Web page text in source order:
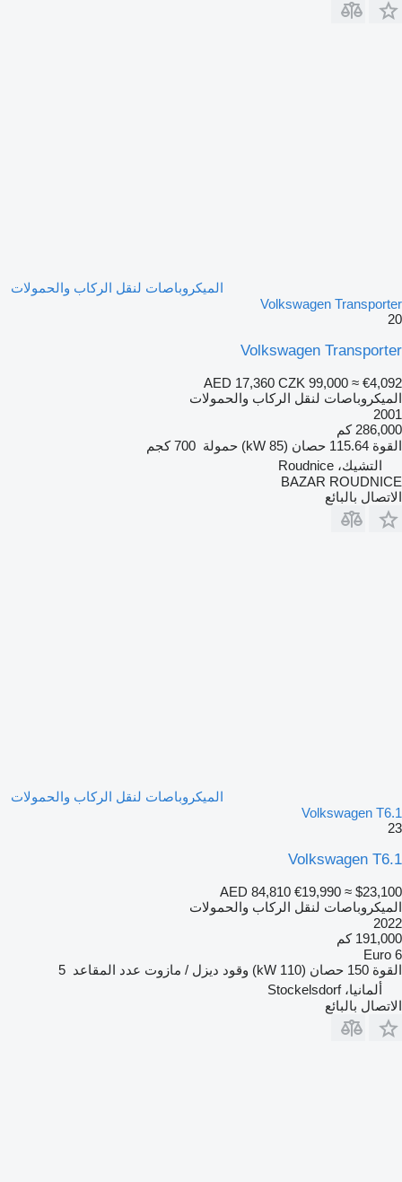
الميكروباصات لنقل الركاب والحمولات
Volkswagen Transporter
20
Volkswagen Transporter
AED 17,360 CZK 99,000 ≈ €4,092
الميكروباصات لنقل الركاب والحمولات
2001
286,000 كم
القوة 115.64 حصان (85 kW) حمولة 700 كجم
التشيك، Roudnice
BAZAR ROUDNICE
الاتصال بالبائع
الميكروباصات لنقل الركاب والحمولات
Volkswagen T6.1
23
Volkswagen T6.1
AED 84,810 €19,990 ≈ $23,100
الميكروباصات لنقل الركاب والحمولات
2022
191,000 كم
Euro 6
القوة 150 حصان (110 kW) وقود ديزل / مازوت عدد المقاعد 5
ألمانيا، Stockelsdorf
الاتصال بالبائع